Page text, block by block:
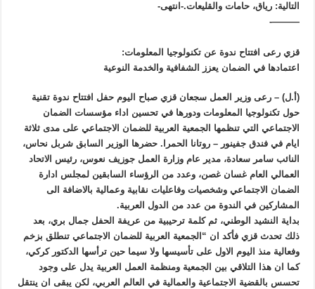
التالية: رياق، حامات والقليعات.-انتهى-
———-
قزي رعى افتتاح ندوة عن تكنولوجيا المعلومات:
اعتمادها في الضمان يعزز الشفافية والخدمة النوعية
(أ.ل) – رعى وزير العمل سجعان قزي صباح اليوم حفل افتتاح ندوة تقنية
حول تكنولوجيا المعلومات ودورها في تحسين اداء مؤسسات الضمان
الاجتماعي التي تنظمها الجمعية العربية للضمان الاجتماعي على مدى ثلاثة
ايام في فندق جفينور – روتانا الحمرا. حضرها الوزير السابق شربل نحاس،
النائب سامر سعادة، مدير عام وزارة العمل جوزيف نعوس، رئيس الاتحاد
العمالي العام غسان غصن، وعدد من الرؤساء السابقين لمجلس ادارة
الضمان الاجتماعي وشخصيات وفاعليات نقابية وعمالية بالاضافة الى
المشاركين في الندوة من عدد من الدول العربية.
بداية النشيد الوطني، ثم كلمة ترحيبية من عريفة الحفل جمال بري، بعد
ذلك تحدث قزي فأكد ان “الجمعية العربية للضمان الاجتماعي تنطلق بزخم
وفعالية منذ اليوم الاول على تأسيسها ولا سيما حين ترأسها الدكتور كركي،
كما ان هذا التلاقي بين الجمعية ومنظمة العمل العربية يدل على وجود
تحسس بالقضية الاجتماعية والعمالية في العالم العربي، لكن يبقى ان ينتقل